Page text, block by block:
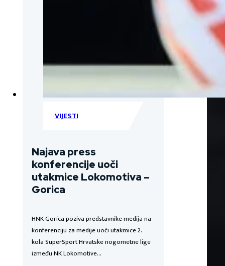
VIJESTI
Najava press
konferencije uoči
utakmice Lokomotiva –
Gorica
HNK Gorica poziva predstavnike medija na
konferenciju za medije uoči utakmice 2.
kola SuperSport Hrvatske nogometne lige
između NK Lokomotive…